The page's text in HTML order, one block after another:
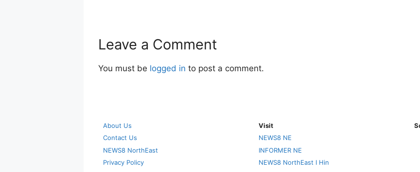
Leave a Comment
You must be logged in to post a comment.
About Us
Contact Us
NEWS8 NorthEast
Privacy Policy
Visit
NEWS8 NE
INFORMER NE
NEWS8 NorthEast I Hin